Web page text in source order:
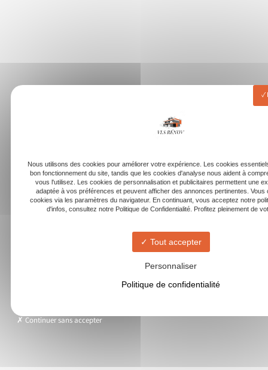
Nous utilisons des cookies pour améliorer votre expérience. Les cookies
bon fonctionnement du site, tandis que les cookies d'analyse nous aident à
vous l'utilisez. Les cookies de personnalisation et publicitaires permettent une
adaptée à vos préférences et peuvent afficher des annonces pertinentes. Vous
cookies via les paramètres du navigateur. En continuant, vous acceptez notre
d'infos, consultez notre Politique de Confidentialité. Profitez pleinement de
Tout accepter
Personnaliser
Politique de confidentialité
Continuer sans accepter